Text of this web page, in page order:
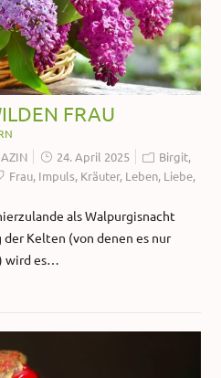
FRAU
24. April 2025 Birgit,
Frau, Impuls, Kräuter, Leben, Liebe,
als Walpurgisnacht
Kelten (von denen es nur
wird es…